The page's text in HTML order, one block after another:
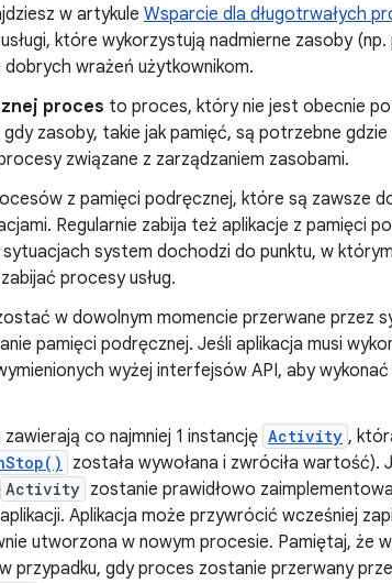
w artykule Wsparcie dla długotrwałych
które wykorzystują nadmierne zasoby
wrażeń użytkownikom.
proces to proces, który nie jest obecnie
zasoby, takie jak pamięć, są potrzebne gdzie
związane z zarządzaniem zasobami.
z pamięci podręcznej, które są zawsze
Regularnie zabija też aplikacje z pamięci
system dochodzi do punktu, w
procesy usług.
w dowolnym momencie przerwane przez
pamięci podręcznej. Jeśli aplikacja musi
wyżej interfejsów API, aby
co najmniej 1 instancję Activity ,
została wywołana i zwróciła wartość).
Activity zostanie prawidłowo
Aplikacja może przywrócić wcześniej
utworzona w nowym procesie. Pamiętaj, że
przypadku, gdy proces zostanie przerwany